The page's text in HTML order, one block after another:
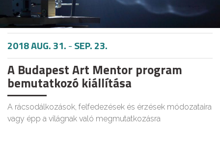
2018 AUG. 31.-SEP. 23.
A Budapest Art Mentor program
bemutatkozó kiállítása
A rácsodálkozások, felfedezések és érzések módozataira
vagy épp a világnak való megmutatkozásra